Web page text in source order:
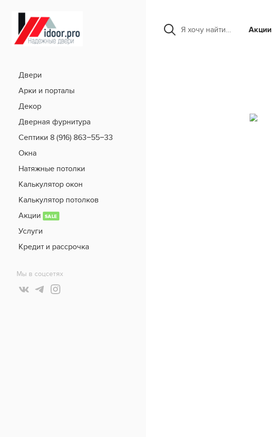
Я хочу найти… Акции
Двери
Арки и порталы
Декор
Дверная фурнитура
Септики 8 (916) 863−55−33
Окна
Натяжные потолки
Калькулятор окон
Калькулятор потолков
Акции
SALE
Услуги
Кредит и рассрочка
Мы в соцсетях